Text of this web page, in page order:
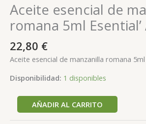
Aceite esencial de
romana 5ml
22,80 €
Aceite esencial de manzanilla romana 5ml
Disponibilidad: 1 disponibles
AÑADIR AL CARRITO